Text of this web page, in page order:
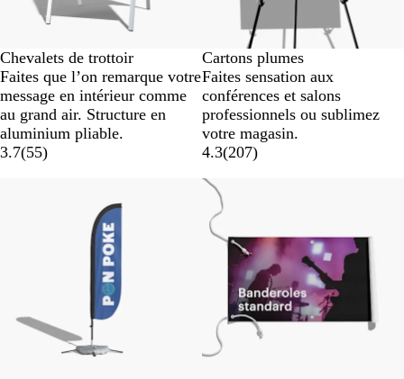
Chevalets de trottoir
Faites que l’on remarque votre
message en intérieur comme
au grand air. Structure en
aluminium pliable.
3.7(55)
Cartons plumes
Faites sensation aux
conférences et salons
professionnels ou sublimez
votre magasin.
4.3(207)
Nouvelles options